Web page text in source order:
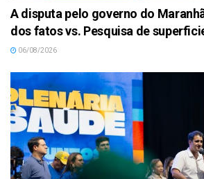
A disputa pelo governo do
dos fatos vs. Pesquisa de
06/08/2026